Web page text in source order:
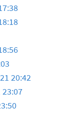
20:42
23:07